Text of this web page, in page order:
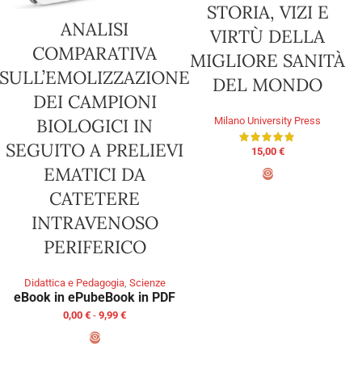
ANALISI
COMPARATIVA
SULL’EMOLIZZAZIONE
DEI CAMPIONI
BIOLOGICI IN
SEGUITO A PRELIEVI
EMATICI DA
CATETERE
INTRAVENOSO
PERIFERICO
Didattica e Pedagogia, Scienze
eBook in ePubeBook in PDF
0,00 € - 9,99 €
STORIA, VIZI E
VIRTÙ DELLA
MIGLIORE SANITÀ
DEL MONDO
Milano University Press
15,00 €